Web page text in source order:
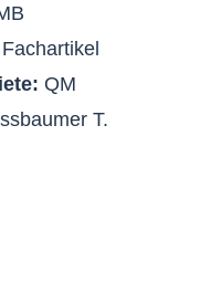
Fachartikel
QM
T.